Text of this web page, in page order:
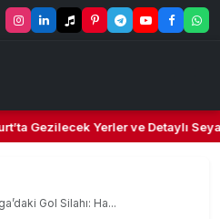
Gezilecek Yerler ve Detaylı
Gol Silahı: Ha...